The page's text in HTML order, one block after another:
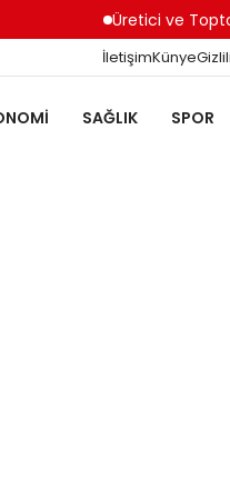
Üretici ve
İletişimKünye
SAĞLIK SPOR